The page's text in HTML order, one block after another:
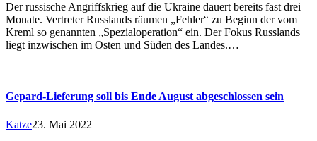
Der russische Angriffskrieg auf die Ukraine dauert bereits fast drei
Monate. Vertreter Russlands räumen „Fehler“ zu Beginn der vom
Kreml so genannten „Spezialoperation“ ein. Der Fokus Russlands
liegt inzwischen im Osten und Süden des Landes.…
Gepard-Lieferung soll bis Ende August abgeschlossen sein
Katze23. Mai 2022